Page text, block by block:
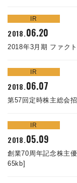
高松流技
ご利用に際して
当社のセキュリティ
プライバシーポリシ
IR
2018.06.20
2018年3月期 ファク
IR
2018.06.07
第57回定時株主総会
IR
2018.05.09
創業70周年記念株主
65kb]